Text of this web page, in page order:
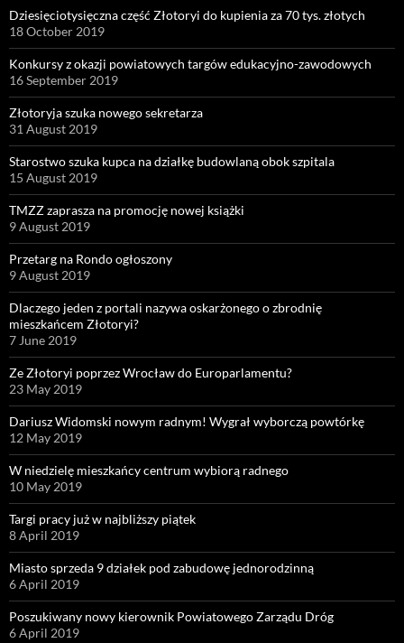
Dziesięciotysięczna część Złotoryi do kupienia za 70 tys. złotych
18 October 2019
Konkursy z okazji powiatowych targów edukacyjno-zawodowych
16 September 2019
Złotoryja szuka nowego sekretarza
31 August 2019
Starostwo szuka kupca na działkę budowlaną obok szpitala
15 August 2019
TMZZ zaprasza na promocję nowej książki
9 August 2019
Przetarg na Rondo ogłoszony
9 August 2019
Dlaczego jeden z portali nazywa oskarżonego o zbrodnię
mieszkańcem Złotoryi?
7 June 2019
Ze Złotoryi poprzez Wrocław do Europarlamentu?
23 May 2019
Dariusz Widomski nowym radnym! Wygrał wyborczą powtórkę
12 May 2019
W niedzielę mieszkańcy centrum wybiorą radnego
10 May 2019
Targi pracy już w najbliższy piątek
8 April 2019
Miasto sprzeda 9 działek pod zabudowę jednorodzinną
6 April 2019
Poszukiwany nowy kierownik Powiatowego Zarządu Dróg
6 April 2019